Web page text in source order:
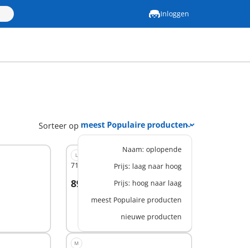
Inloggen
Sorteer op
Naam: oplopende
Prijs: laag naar hoog
Prijs: hoog naar laag
meest Populaire producten
nieuwe producten
L
71013 - Familie boomhut
89,99 €
In winkelwagen
M